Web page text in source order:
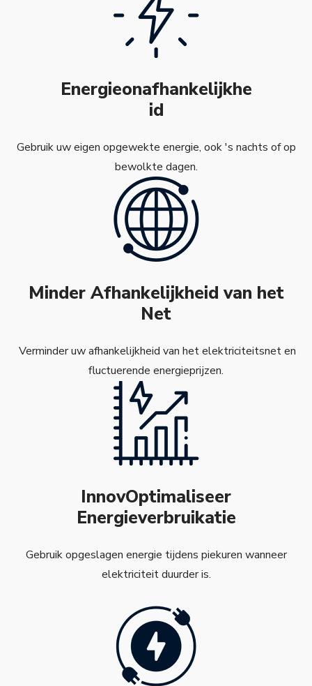
Energieonafhankelijkhe
id
Gebruik uw eigen opgewekte energie, ook 's nachts of op
bewolkte dagen.
Minder Afhankelijkheid van het
Net
Verminder uw afhankelijkheid van het elektriciteitsnet en
fluctuerende energieprijzen.
InnovOptimaliseer
Energieverbruikatie
Gebruik opgeslagen energie tijdens piekuren wanneer
elektriciteit duurder is.